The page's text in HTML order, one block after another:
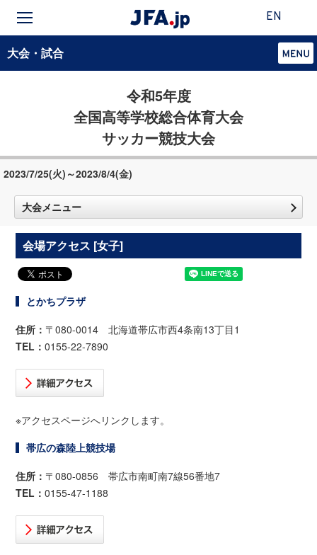
EN
大会・試合
令和5年度
全国高等学校総合体育大会
サッカー競技大会
2023/7/25(火)～2023/8/4(金)
大会メニュー
会場アクセス [女子]
とかちプラザ
住所： 〒080-0014 北海道帯広市西4条南13丁目1
TEL：0155-22-7890
※アクセスページへリンクします。
帯広の森陸上競技場
住所： 〒080-0856 帯広市南町南7線56番地7
TEL：0155-47-1188